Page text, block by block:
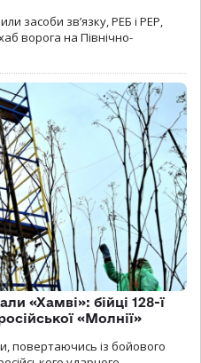
засоби зв’язку, РЕБ і РЕР,
ворога на Північно-
«Хамві»: бійці 128-ї
«Молнії»
повертаючись із бойового